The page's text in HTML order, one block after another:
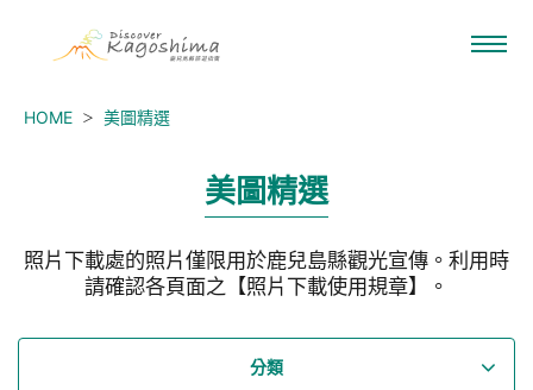
HOME 美圖精選
美圖精選
照片下載處的照片僅限用於鹿兒島縣觀光宣傳。利用時
請確認各頁面之【照片下載使用規章】。
分類